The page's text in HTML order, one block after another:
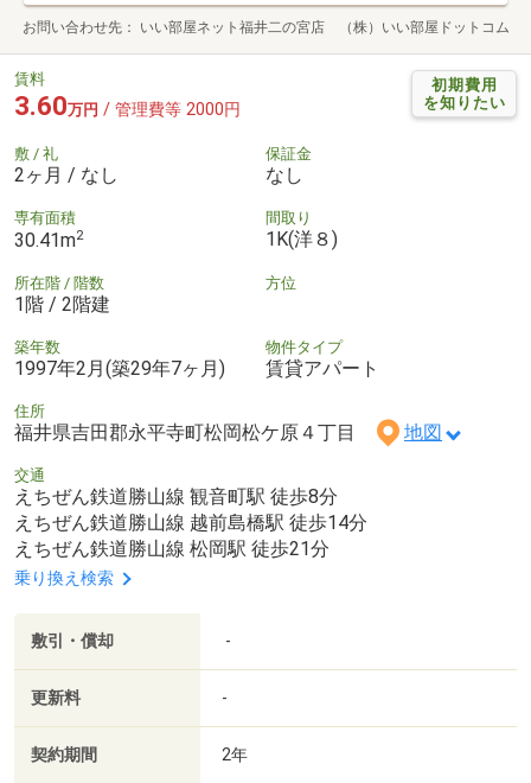
お問い合わせ先 いい部屋ネット福井二の宮店 （株）いい部屋ドットコム
初期費用
を知りたい
賃料
3.60万円 / 管理費等 2000円
敷 / 礼
2ヶ月 / なし
保証金
なし
専有面積
30.41m2
間取り
1K(洋８)
所在階 / 階数
1階 / 2階建
方位
築年数
1997年2月(築29年7ヶ月)
物件タイプ
賃貸アパート
住所
福井県吉田郡永平寺町松岡松ケ原４丁目 地図
交通
えちぜん鉄道勝山線 観音町駅 徒歩8分
えちぜん鉄道勝山線 越前島橋駅 徒歩14分
えちぜん鉄道勝山線 松岡駅 徒歩21分
乗り換え検索
敷引・償却 -
更新料 -
契約期間 2年